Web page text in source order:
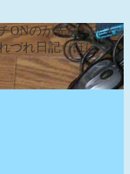
ONのが先な、そん
づれ日記（ぽぽづ